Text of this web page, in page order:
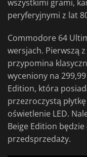
wszystkimi grami,
peryferyjnymi z lat
Commodore 64
wersjach. Pierwszą
przypomina
wyceniony na
Edition, która
przezroczystą
oświetlenie LED.
Beige Edition
przedsprzedaży.